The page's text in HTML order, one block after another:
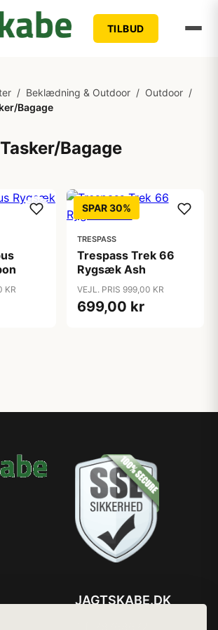
TILBUD
/ Beklædning & Outdoor / Outdoor /
Bagage
Tasker/Bagage
KR
SPAR 30%
TRESPASS
Trespass Trek 66
Rygsæk Ash
VEJL. PRIS 999,00 KR
699,00 kr
JAGTSKABE.DK